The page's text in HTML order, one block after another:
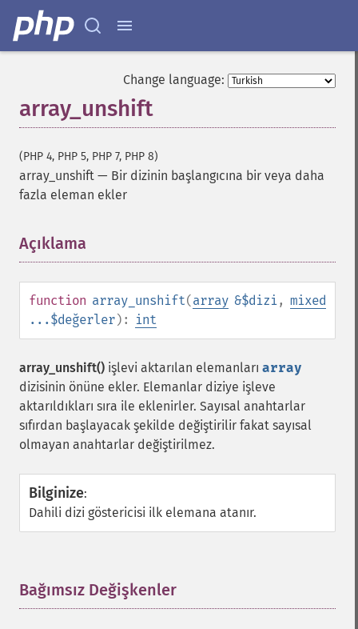
Change language:
array_unshift
(PHP 4, PHP 5, PHP 7, PHP 8)
array_unshift — Bir dizinin başlangıcına bir veya daha
fazla eleman ekler
Açıklama
function array_unshift(array &$dizi, mixed
...$değerler): int
array_unshift() işlevi aktarılan elemanları array
dizisinin önüne ekler. Elemanlar diziye işleve
aktarıldıkları sıra ile eklenirler. Sayısal anahtarlar
sıfırdan başlayacak şekilde değiştirilir fakat sayısal
olmayan anahtarlar değiştirilmez.
Bilginize:
Dahili dizi göstericisi ilk elemana atanır.
Bağımsız Değişkenler